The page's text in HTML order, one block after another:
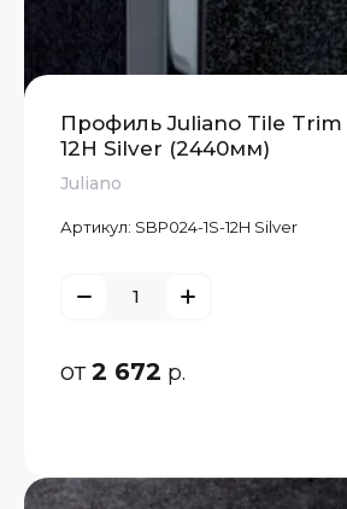
Профиль Juliano Tile Trim
12H Silver (2440мм)
Juliano
Артикул: SBP024-1S-12H Silver
от2 672 р.